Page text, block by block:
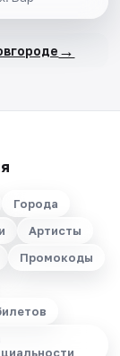
→
Города
Артисты
Промокоды